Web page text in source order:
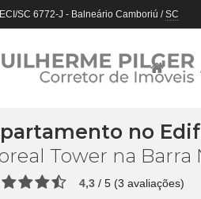
SC 6772-J - Balneário Camboriú /SC
no
Tower na
4,3 / 5 (3 avaliações)